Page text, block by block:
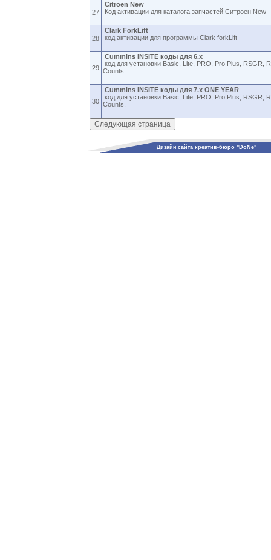
27
Citroen New
Код активации для каталога запчастей Ситроен New
28
Clark ForkLift
код активации для программы Clark forkLift
29
Cummins INSITE коды для 6.x
код для установки Basic, Lite, PRO, Pro Plus, RSGR,
Counts.
30
Cummins INSITE коды для 7.x ONE YEAR
код для установки Basic, Lite, PRO, Pro Plus, RSGR,
Counts.
Дизайн сайта креатив-бюро "DoNe"